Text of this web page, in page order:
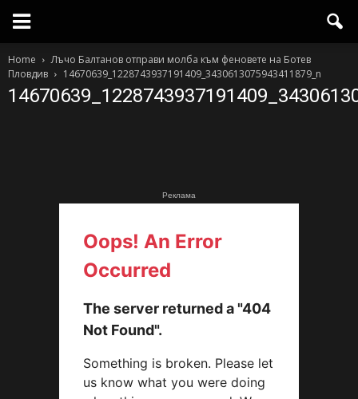
Home
Лъчо Балтанов отправи молба към феновете на Ботев
Пловдив
14670639_1228743937191409_3430613075943411879_n
Реклама